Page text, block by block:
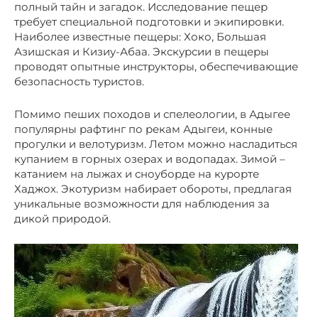
полный тайн и загадок. Исследование пещер
требует специальной подготовки и экипировки.
Наиболее известные пещеры: Хоко, Большая
Азишская и Кизиу-Абаа. Экскурсии в пещеры
проводят опытные инструкторы, обеспечивающие
безопасность туристов.
Помимо пеших походов и спелеологии, в Адыгее
популярны рафтинг по рекам Адыгеи, конные
прогулки и велотуризм. Летом можно насладиться
купанием в горных озерах и водопадах. Зимой –
катанием на лыжах и сноуборде на курорте
Хаджох. Экотуризм набирает обороты, предлагая
уникальные возможности для наблюдения за
дикой природой.